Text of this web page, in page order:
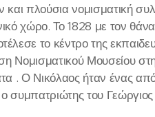
πλούσια νομισματική
χώρο. Το 1828 με τον
το κέντρο της
Νομισματικού Μουσείου
. Ο Νικόλαος ήταν ένας
συμπατριώτης του